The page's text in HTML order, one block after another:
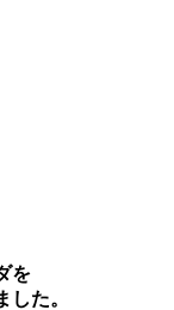
を
た。